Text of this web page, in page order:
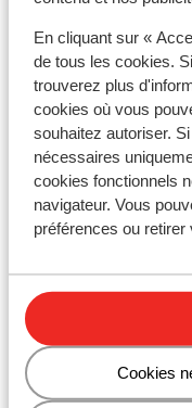
En cliquant sur «
de tous les cookies.
trouverez plus
cookies où vous
souhaitez autoriser.
nécessaires
cookies fonctionnels
navigateur. Vous
préférences ou
Cookies
région de Cefalù,
disponible.
Dans la région de
présent. Vous
représentant local
En Italie
Numéro d’urgence :
Gastronomie :
L’Italie est connue
aussi pour ses bons
Prosecco.